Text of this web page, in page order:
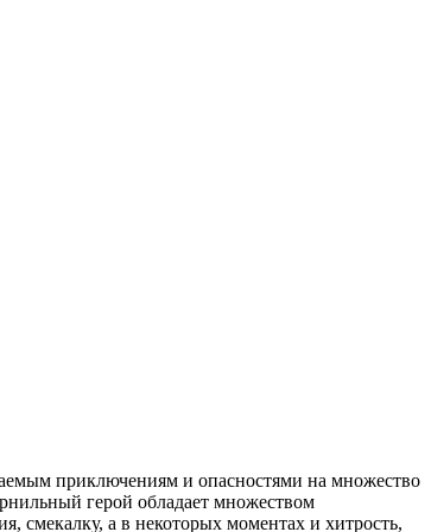
приключениям и опасностями на множество
герой обладает множеством
смекалку, а в некоторых моментах и хитрость,